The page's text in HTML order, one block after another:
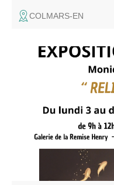
COLMARS-EN
Monique Kennel